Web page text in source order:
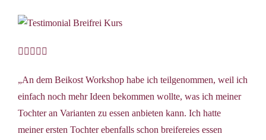
    
„An dem Beikost Workshop habe ich teilgenommen, weil ich
einfach noch mehr Ideen bekommen wollte, was ich meiner
Tochter an Varianten zu essen anbieten kann. Ich hatte
meiner ersten Tochter ebenfalls schon breifereies essen